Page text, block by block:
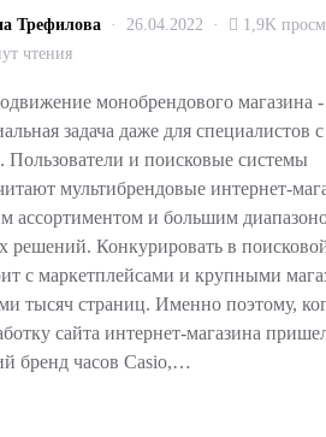
Трефилова 26.04.2022
1,9K
чтения
монобрендового магазина -
задача даже для специалистов
Пользователи и поисковые системы
мультибрендовые интернет-
ассортиментом и большим
решений. Конкурировать в
с маркетплейсами и крупными
тысяч страниц. Именно поэтому,
сайта интернет-магазина
бренд часов Casio,…